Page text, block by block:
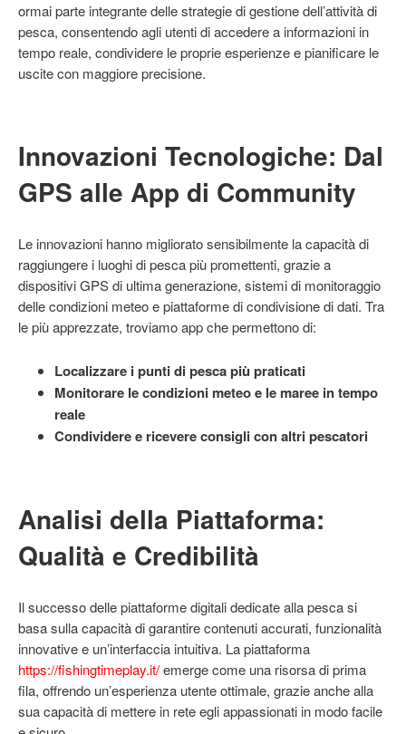
ormai parte integrante delle strategie di gestione dell’attività di
pesca, consentendo agli utenti di accedere a informazioni in
tempo reale, condividere le proprie esperienze e pianificare le
uscite con maggiore precisione.
Innovazioni Tecnologiche: Dal
GPS alle App di Community
Le innovazioni hanno migliorato sensibilmente la capacità di
raggiungere i luoghi di pesca più promettenti, grazie a
dispositivi GPS di ultima generazione, sistemi di monitoraggio
delle condizioni meteo e piattaforme di condivisione di dati. Tra
le più apprezzate, troviamo app che permettono di:
Localizzare i punti di pesca più praticati
Monitorare le condizioni meteo e le maree in tempo
reale
Condividere e ricevere consigli con altri pescatori
Analisi della Piattaforma:
Qualità e Credibilità
Il successo delle piattaforme digitali dedicate alla pesca si
basa sulla capacità di garantire contenuti accurati, funzionalità
innovative e un’interfaccia intuitiva. La piattaforma
https://fishingtimeplay.it/emerge come una risorsa di prima
fila, offrendo un’esperienza utente ottimale, grazie anche alla
sua capacità di mettere in rete egli appassionati in modo facile